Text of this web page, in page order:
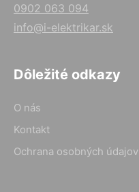
0902 063 094
info@i-elektrikar.sk
Dôležité odkazy
O nás
Kontakt
Ochrana osobných údajov